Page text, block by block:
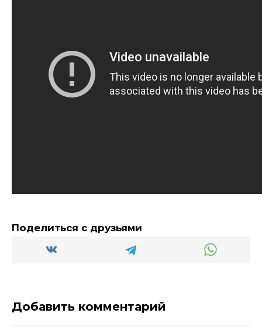
Поделиться с друзьями
Добавить комментарий